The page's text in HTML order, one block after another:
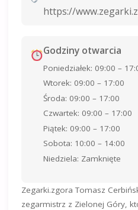
https://
Godziny otwarcia
Poniedziałek: 09:00 –
Wtorek: 09:00 – 17:00
Środa: 09:00 – 17:00
Czwartek: 09:00 – 17:00
Piątek: 09:00 – 17:00
Sobota: 10:00 – 14:00
Niedziela: Zamknięte
Zegarki.zgora Tomasz
zegarmistrz z Zielonej Góry,